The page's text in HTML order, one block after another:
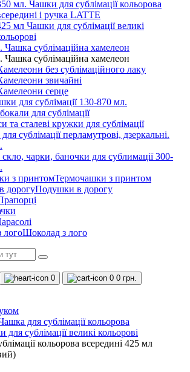
мл. Чашки для сублімації кольорова
і ручка LATTE
мл Чашки для сублімації великі
Чашка сублімаційна хамелеон
Чашка сублімаційна хамелеон
без сублімаційного лаку
звичайні
серце
для сублімації 130-870 мл.
для сублімації
та сталеві кружки для сублімації
сублімації перламутрові, дзеркальні.
чарки, баночки для сублимації 300-
Термочашки з принтом
Подушки в дорогу
Шоколад з лого
0 0 0 грн.
для сублімації кольорова
сублімації великі кольорові
кольорова всередині 425 мл